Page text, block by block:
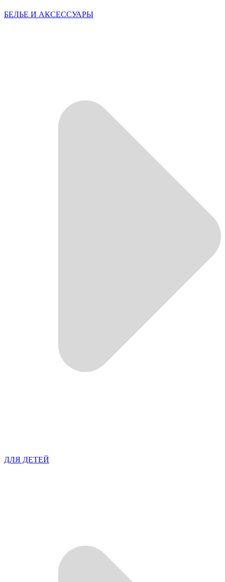
БЕЛЬЕ И АКСЕССУАРЫ
ДЛЯ ДЕТЕЙ